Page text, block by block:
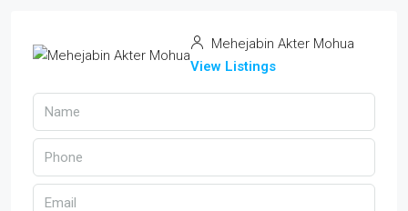
Mehejabin Akter Mohua
View Listings